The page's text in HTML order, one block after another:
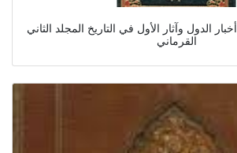
أخبار الدول وآثار الأول في التاريخ المجلد الثاني By أحمد بن يوسف
القرماني